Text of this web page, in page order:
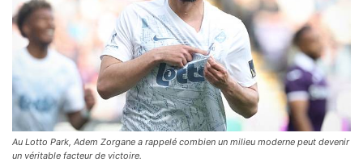
Au Lotto Park, Adem Zorgane a rappelé combien un milieu moderne peut devenir
un véritable facteur de victoire.